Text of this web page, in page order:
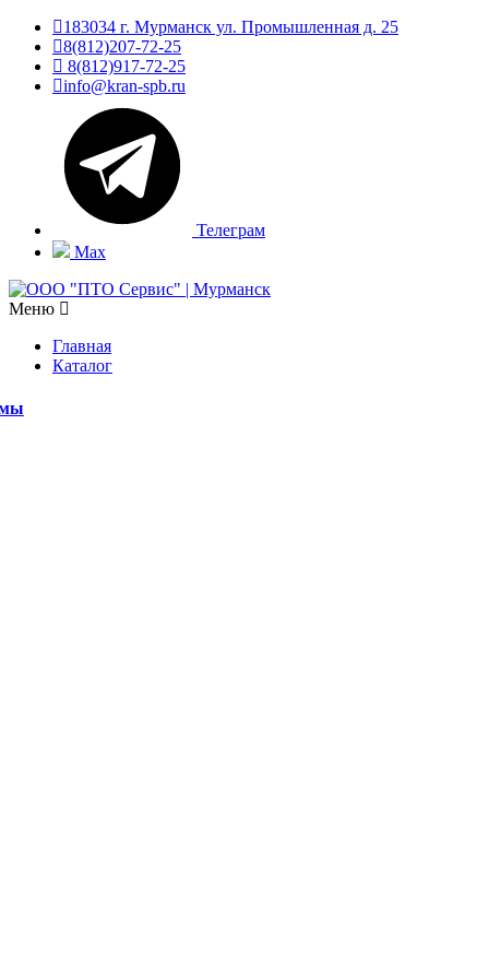
183034 г. Мурманск ул. Промышленная д. 25
8(812)207-72-25
8(812)917-72-25
info@kran-spb.ru
Телеграм
Max
Меню
Главная
Каталог